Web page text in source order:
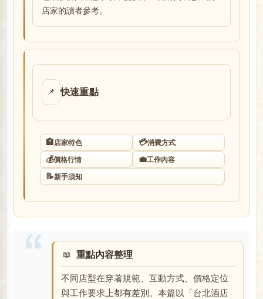
店家的讀者參考。
📌 快速重點
🏨店家特色 💳消費方式
💰價格行情 💼工作內容
📝新手須知
重點內容整理
不同店型在穿著規範、互動方式、價格定位
與工作要求上都有差別。本篇以「台北酒店